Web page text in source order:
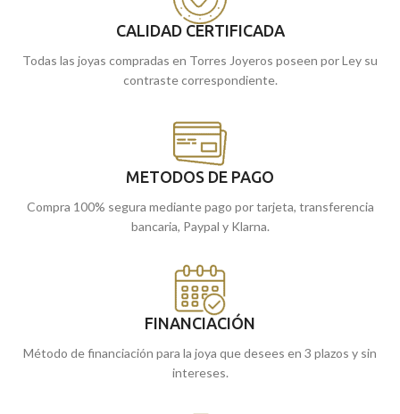
prefieres, encargándola online te la
enviamos a casa.
CALIDAD CERTIFICADA
Todas las joyas compradas en Torres Joyeros poseen por Ley su
contraste correspondiente.
METODOS DE PAGO
Compra 100% segura mediante pago por tarjeta, transferencia
bancaria, Paypal y Klarna.
FINANCIACIÓN
Método de financiación para la joya que desees en 3 plazos y sin
intereses.